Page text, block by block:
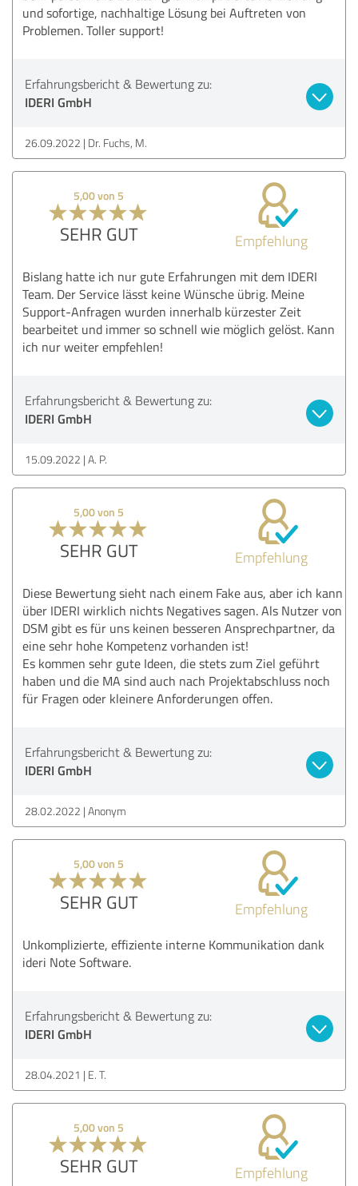
und sofortige, nachhaltige Lösung bei Auftreten von
Problemen. Toller support!
Erfahrungsbericht & Bewertung zu:
IDERI GmbH
26.09.2022 Dr. Fuchs, M.
5,00 von 5
SEHR GUT Empfehlung
Bislang hatte ich nur gute Erfahrungen mit dem IDERI
Team. Der Service lässt keine Wünsche übrig. Meine
Support-Anfragen wurden innerhalb kürzester Zeit
bearbeitet und immer so schnell wie möglich gelöst. Kann
ich nur weiter empfehlen!
Erfahrungsbericht & Bewertung zu:
IDERI GmbH
15.09.2022 A. P.
5,00 von 5
SEHR GUT Empfehlung
Diese Bewertung sieht nach einem Fake aus, aber ich kann
über IDERI wirklich nichts Negatives sagen. Als Nutzer von
DSM gibt es für uns keinen besseren Ansprechpartner, da
eine sehr hohe Kompetenz vorhanden ist!
Es kommen sehr gute Ideen, die stets zum Ziel geführt
haben und die MA sind auch nach Projektabschluss noch
für Fragen oder kleinere Anforderungen offen.
Erfahrungsbericht & Bewertung zu:
IDERI GmbH
28.02.2022 Anonym
5,00 von 5
SEHR GUT Empfehlung
Unkomplizierte, effiziente interne Kommunikation dank
ideri Note Software.
Erfahrungsbericht & Bewertung zu:
IDERI GmbH
28.04.2021 E. T.
5,00 von 5
SEHR GUT Empfehlung